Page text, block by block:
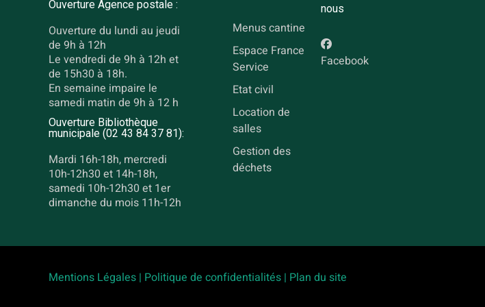
Ouverture Agence postale :
Ouverture du lundi au jeudi
de 9h à 12h
Le vendredi de 9h à 12h et
de 15h30 à 18h.
En semaine impaire le
samedi matin de 9h à 12 h
Ouverture Bibliothèque
municipale (02 43 84 37 81):
Mardi 16h-18h, mercredi
10h-12h30 et 14h-18h,
samedi 10h-12h30 et 1er
dimanche du mois 11h-12h
Menus cantine
Espace France
Service
Etat civil
Location de
salles
Gestion des
déchets
nous
Facebook
Mentions Légales | Politique de confidentialités | Plan du site